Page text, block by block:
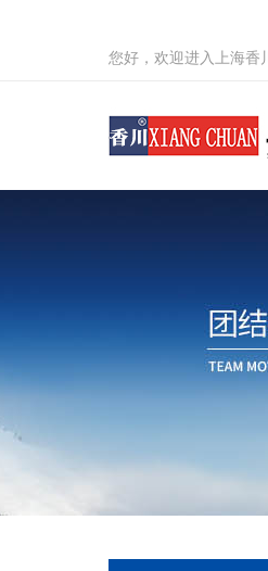
您好，欢迎进入上海香